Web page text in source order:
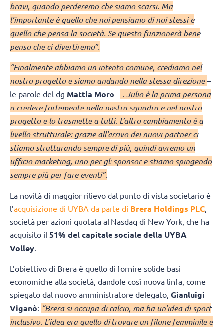
bravi, quando perderemo che siamo scarsi. Ma
l’importante è quello che noi pensiamo di noi stessi e
quello che pensa la società. Se questo funzionerà bene
penso che ci divertiremo”.
“Finalmente abbiamo un intento comune, crediamo nel
nostro progetto e siamo andando nella stessa direzione–
le parole del dg Mattia Moro – . Julio è la prima persona
a credere fortemente nella nostra squadra e nel nostro
progetto e lo trasmette a tutti. L’altro cambiamento è a
livello strutturale: grazie all’arrivo dei nuovi partner ci
stiamo strutturando sempre di più, quindi avremo un
ufficio marketing, uno per gli sponsor e stiamo spingendo
sempre più per fare eventi”.
La novità di maggior rilievo dal punto di vista societario è
l’acquisizione di UYBA da parte di Brera Holdings PLC
società per azioni quotata al Nasdaq di New York, che ha
acquisito il 51% del capitale sociale della UYBA
Volley
L’obiettivo di Brera è quello di fornire solide basi
economiche alla società, dandole così nuova linfa, come
spiegato dal nuovo amministratore delegato, Gianluigi
Viganò: “Brera si occupa di calcio, ma ha un’idea di sport
inclusivo. L’idea era quello di trovare un filone femminile e